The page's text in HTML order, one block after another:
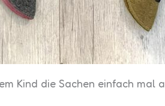
Kind die Sachen einfach